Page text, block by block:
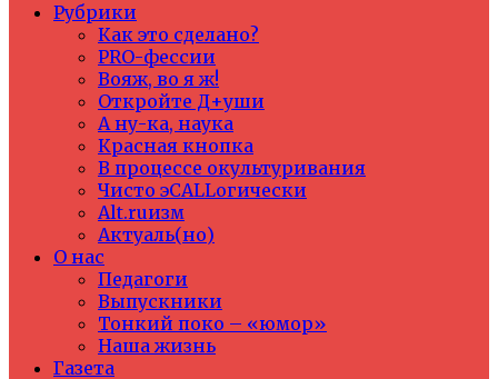
Рубрики
Как это сделано?
PRO-фессии
Вояж, во я ж!
Откройте Д+уши
А ну-ка, наука
Красная кнопка
В процессе окультуривания
Чисто эCALLогически
Alt.ruизм
Актуаль(но)
О нас
Педагоги
Выпускники
Тонкий поко – «юмор»
Наша жизнь
Газета